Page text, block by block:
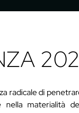
radicale di
nella materialità